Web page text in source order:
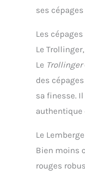
ses cépages
Les
Le
Le Trollinger
des
sa finesse.
authentique
Le
Bien moins
rouges